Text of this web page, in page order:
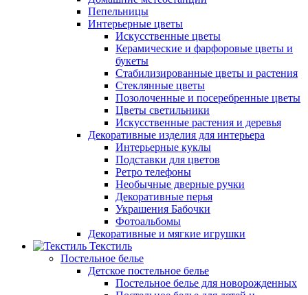
Пепельницы
Интерьерные цветы
Искусственные цветы
Керамические и фарфоровые цветы и
букеты
Стабилизированные цветы и растения
Стеклянные цветы
Позолоченные и посеребренные цветы
Цветы светильники
Искусственные растения и деревья
Декоративные изделия для интерьера
Интерьерные куклы
Подставки для цветов
Ретро телефоны
Необычные дверные ручки
Декоративные перья
Украшения Бабочки
Фотоальбомы
Декоративные и мягкие игрушки
Текстиль
Постельное белье
Детское постельное белье
Постельное белье для новорожденных